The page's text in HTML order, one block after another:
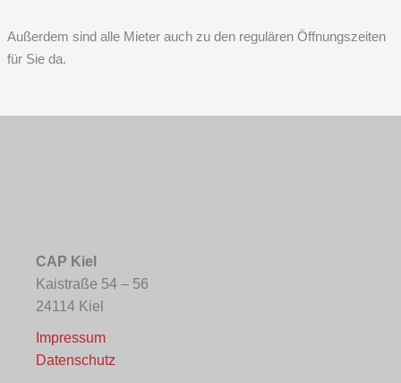
Außerdem sind alle Mieter auch zu den regulären Öffnungszeiten
für Sie da.
CAP Kiel
Kaistraße 54 – 56
24114 Kiel
Impressum
Datenschutz